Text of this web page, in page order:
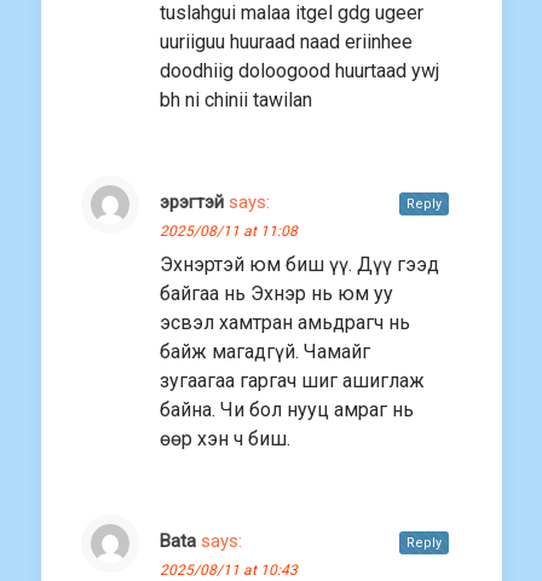
tuslahgui malaa itgel gdg ugeer
uuriiguu huuraad naad eriinhee
doodhiig doloogood huurtaad ywj
bh ni chinii tawilan
эрэгтэй says:
2025/08/11 at 11:08
Эхнэртэй юм биш үү. Дүү гээд
байгаа нь Эхнэр нь юм уу
эсвэл хамтран амьдрагч нь
байж магадгүй. Чамайг
зугаагаа гаргач шиг ашиглаж
байна. Чи бол нууц амраг нь
өөр хэн ч биш.
Reply
Bata says:
2025/08/11 at 10:43
Reply